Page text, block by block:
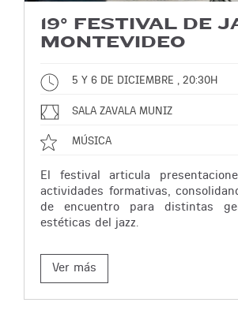
19° FESTIVAL DE
MONTEVIDEO
5 Y 6 DE DICIEMBRE , 20:30H
SALA ZAVALA MUNIZ
MÚSICA
El festival articula
actividades formativas,
de encuentro para distintas
estéticas del jazz.
Ver más